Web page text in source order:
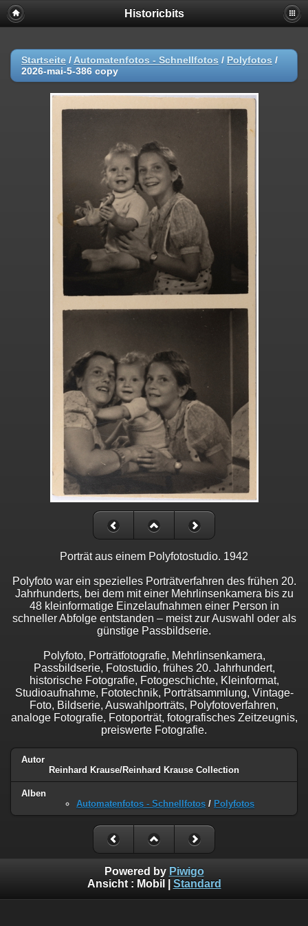
Historicbits
Startseite / Automatenfotos - Schnellfotos / Polyfotos /
2026-mai-5-386 copy
Porträt aus einem Polyfotostudio. 1942
Polyfoto war ein spezielles Porträtverfahren des frühen 20.
Jahrhunderts, bei dem mit einer Mehrlinsenkamera bis zu
48 kleinformatige Einzelaufnahmen einer Person in
schneller Abfolge entstanden – meist zur Auswahl oder als
günstige Passbildserie.
Polyfoto, Porträtfotografie, Mehrlinsenkamera,
Passbildserie, Fotostudio, frühes 20. Jahrhundert,
historische Fotografie, Fotogeschichte, Kleinformat,
Studioaufnahme, Fototechnik, Porträtsammlung, Vintage-
Foto, Bildserie, Auswahlporträts, Polyfotoverfahren,
analoge Fotografie, Fotoporträt, fotografisches Zeitzeugnis,
preiswerte Fotografie.
Autor
Reinhard Krause/Reinhard Krause Collection
Alben
Automatenfotos - Schnellfotos / Polyfotos
Powered by Piwigo
Ansicht : Mobil Standard